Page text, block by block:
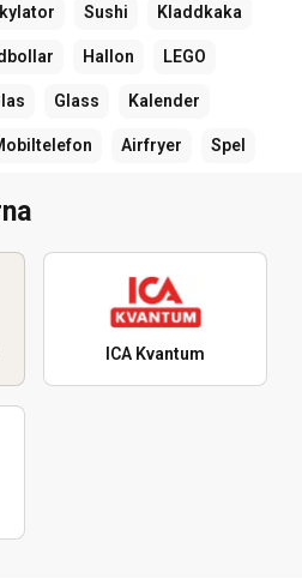
Sushi Kladdkaka
Hallon LEGO
Glass Kalender
Airfryer Spel
ICA Kvantum